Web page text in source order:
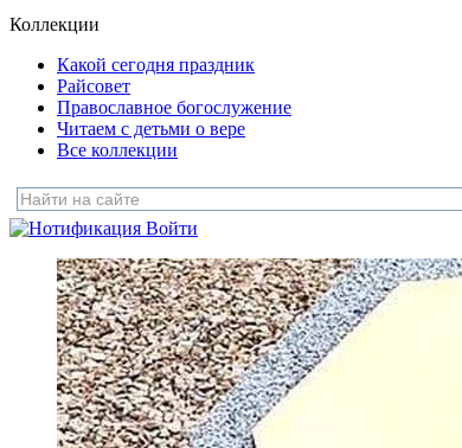
Коллекции
Какой сегодня праздник
Райсовет
Православное богослужение
Читаем с детьми о вере
Все коллекции
Войти